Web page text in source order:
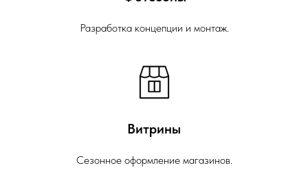
Разработка концепции и монтаж.
Витрины
Сезонное оформление магазинов.